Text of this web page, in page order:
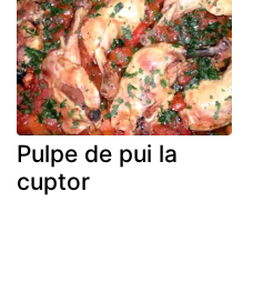
Pulpe de pui la
cuptor